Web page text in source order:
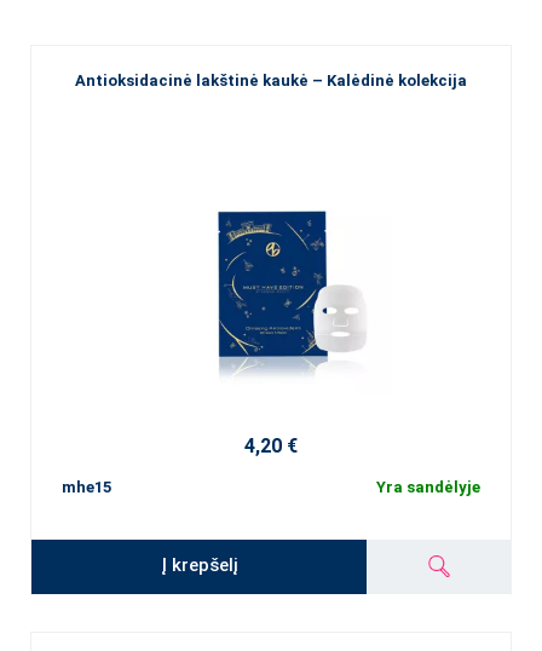
Antioksidacinė lakštinė kaukė – Kalėdinė kolekcija
4,20 €
mhe15 Yra sandėlyje
Į krepšelį